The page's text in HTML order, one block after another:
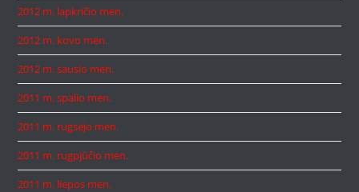
2012 m. lapkričio mėn.
2012 m. kovo mėn.
2012 m. sausio mėn.
2011 m. spalio mėn.
2011 m. rugsėjo mėn.
2011 m. rugpjūčio mėn.
2011 m. liepos mėn.